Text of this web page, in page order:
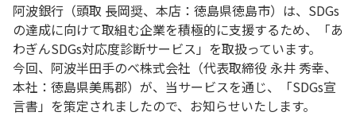
阿波銀行（頭取 長岡奨、本店：徳島県徳島市）は、SDGs
の達成に向けて取組む企業を積極的に支援するため、「あ
わぎんSDGs対応度診断サービス」を取扱っています。
今回、阿波半田手のべ株式会社（代表取締役 永井 秀幸、
本社：徳島県美馬郡）が、当サービスを通じ、「SDGs宣
言書」を策定されましたので、お知らせいたします。